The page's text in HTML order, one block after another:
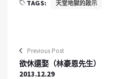
TAGS: 天堂地獄的啟示
Previous Post
欲休還娶（林豪恩先生）
2013.12.29